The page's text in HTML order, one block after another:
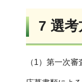
7 選
（1）第一次審